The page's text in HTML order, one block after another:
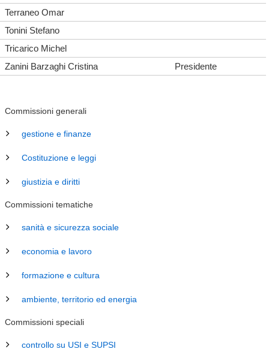
Terraneo Omar
Tonini Stefano
Tricarico Michel
Zanini Barzaghi Cristina
Presidente
Commissioni generali
gestione e finanze
Costituzione e leggi
giustizia e diritti
Commissioni tematiche
sanità e sicurezza sociale
economia e lavoro
formazione e cultura
ambiente, territorio ed energia
Commissioni speciali
controllo su USI e SUPSI